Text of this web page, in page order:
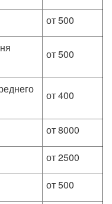
от 500
от 500
от 400
от 8000
от 2500
от 500